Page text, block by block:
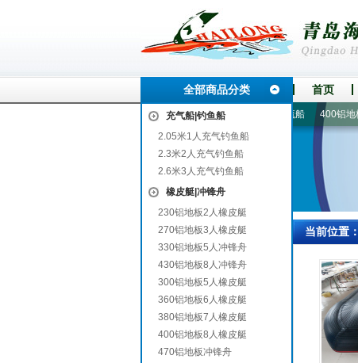
全部商品分类 首页
充气船|钓鱼船
2.05米1人充气钓鱼船
2.3米2人充气钓鱼船
2.6米3人充气钓鱼船
橡皮艇|冲锋舟
230铝地板2人橡皮艇
270铝地板3人橡皮艇
330铝地板5人冲锋舟
430铝地板8人冲锋舟
300铝地板5人橡皮艇
360铝地板6人橡皮艇
380铝地板7人橡皮艇
400铝地板8人橡皮艇
470铝地板冲锋舟
330铝地板5人冲锋舟 400铝地板8
当前位置：